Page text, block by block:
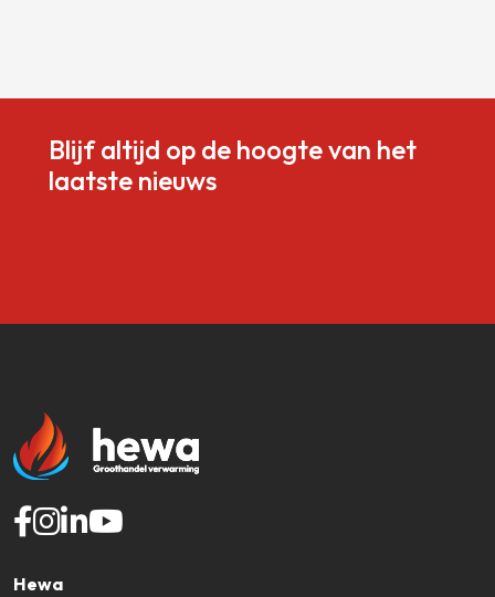
Blijf altijd op de hoogte van het
laatste nieuws
Hewa